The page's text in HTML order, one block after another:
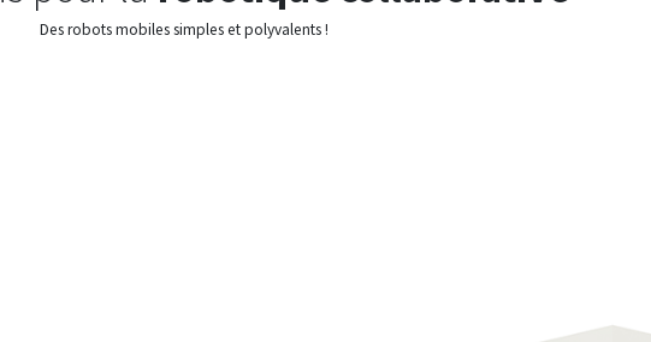
Des robots mobiles simples et polyvalents !